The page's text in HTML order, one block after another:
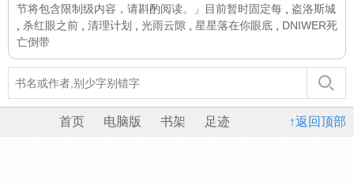
节将包含限制级内容，请斟酌阅读。」目前暂时固定每
盗洛斯城
杀红眼之前 清理计划 光雨云隙 星星落在你眼底
DNIWER死
亡倒带
↑返回顶部
首页 电脑版 书架 足迹